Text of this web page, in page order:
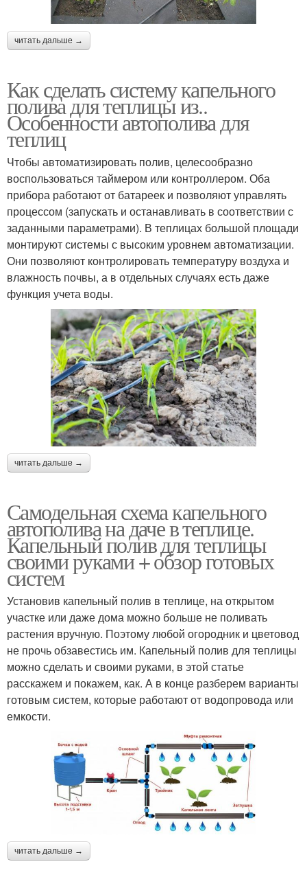
читать дальше →
Как сделать систему капельного
полива для теплицы из..
Особенности автополива для
теплиц
Чтобы автоматизировать полив, целесообразно
воспользоваться таймером или контроллером. Оба
прибора работают от батареек и позволяют управлять
процессом (запускать и останавливать в соответствии с
заданными параметрами). В теплицах большой площади
монтируют системы с высоким уровнем автоматизации.
Они позволяют контролировать температуру воздуха и
влажность почвы, а в отдельных случаях есть даже
функция учета воды.
читать дальше →
Самодельная схема капельного
автополива на даче в теплице.
Капельный полив для теплицы
своими руками + обзор готовых
систем
Установив капельный полив в теплице, на открытом
участке или даже дома можно больше не поливать
растения вручную. Поэтому любой огородник и цветовод
не прочь обзавестись им. Капельный полив для теплицы
можно сделать и своими руками, в этой статье
расскажем и покажем, как. А в конце разберем варианты
готовым систем, которые работают от водопровода или
емкости.
читать дальше →